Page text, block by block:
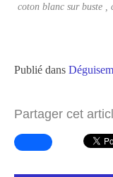
coton blanc sur buste ,
Publié dans
Partager cet